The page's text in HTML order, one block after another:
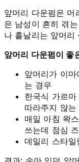
앞머리 다운펌은 머
은 남성이 흔히 겪
나 흩날리는 앞머
앞머리 다운펌이 좋
앞머리가 이
는 경우
한국식 가르
따라주지 않는
매일 아침 왁
쓰는데 점심
데일리 스타